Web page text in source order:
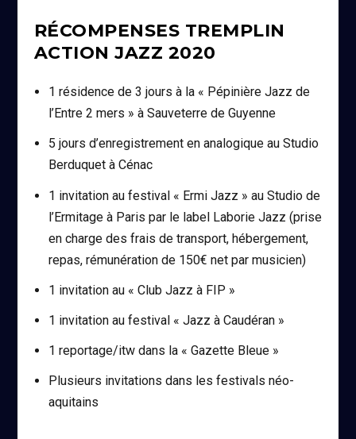
RÉCOMPENSES TREMPLIN
ACTION JAZZ 2020
1 résidence de 3 jours à la « Pépinière Jazz de
l’Entre 2 mers » à Sauveterre de Guyenne
5 jours d’enregistrement en analogique au Studio
Berduquet à Cénac
1 invitation au festival « Ermi Jazz » au Studio de
l’Ermitage à Paris par le label Laborie Jazz (prise
en charge des frais de transport, hébergement,
repas, rémunération de 150€ net par musicien)
1 invitation au « Club Jazz à FIP »
1 invitation au festival « Jazz à Caudéran »
1 reportage/itw dans la « Gazette Bleue »
Plusieurs invitations dans les festivals néo-
aquitains